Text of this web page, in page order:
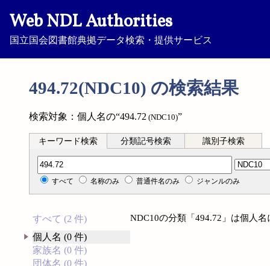
Web NDL Authorities
国立国会図書館典拠データ検索・提供サービス
494.72(NDC10) の検索結果
検索対象：個人名の“494.72 (NDC10)”
キーワード検索 分類記号検索 識別子検索
分類記号検索
すべて 名称のみ 普通件名のみ ジャンルのみ
すべて (2 件)
個人名 (0 件)
家族名 (0 件)
団体名 (0 件)
NDC10の分類「494.72」は個人